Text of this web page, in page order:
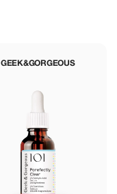
GEEK&GORGEOUS